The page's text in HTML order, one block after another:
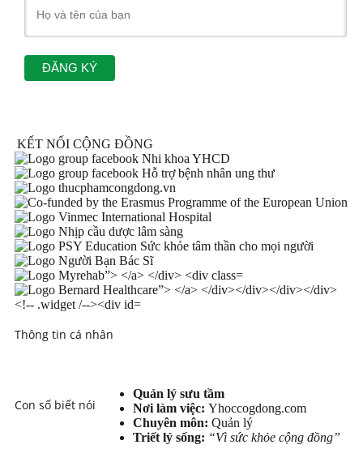
KẾT NỐI CỘNG ĐỒNG
Thông tin cá nhân
Quản lý sưu tầm
Nơi làm việc: Yhoccogdong.com
Chuyên môn: Quản lý
Triết lý sống: “Vì sức khỏe cộng đồng”
Con số biết nói